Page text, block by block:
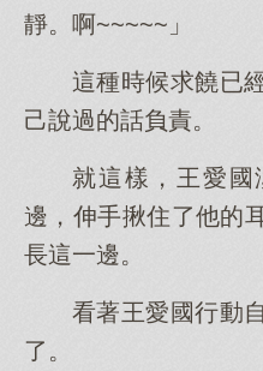
靜。啊~~~~~」
這種時候求饒已
己說過的話負責。
就這樣，王愛國
邊，伸手揪住了他的
長這一邊。
看著王愛國行動
了。